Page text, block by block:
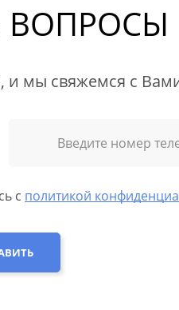
ВОПРОСЫ
и мы свяжемся с
с политикой